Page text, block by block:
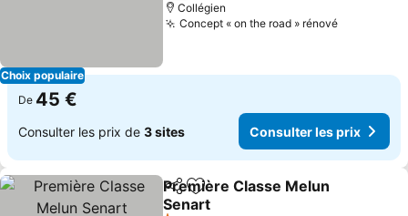
Choix populaire
Collégien
Concept « on the road » rénové
De 45 €
Consulter les prix de 3 sites Consulter les prix
PartagerAjouter à mes favoris
Première Classe Melun
Senart